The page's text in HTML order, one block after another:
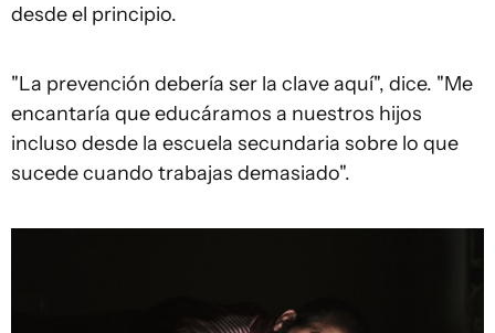
desde el principio.
"La prevención debería ser la clave aquí", dice. "Me
encantaría que educáramos a nuestros hijos
incluso desde la escuela secundaria sobre lo que
sucede cuando trabajas demasiado".